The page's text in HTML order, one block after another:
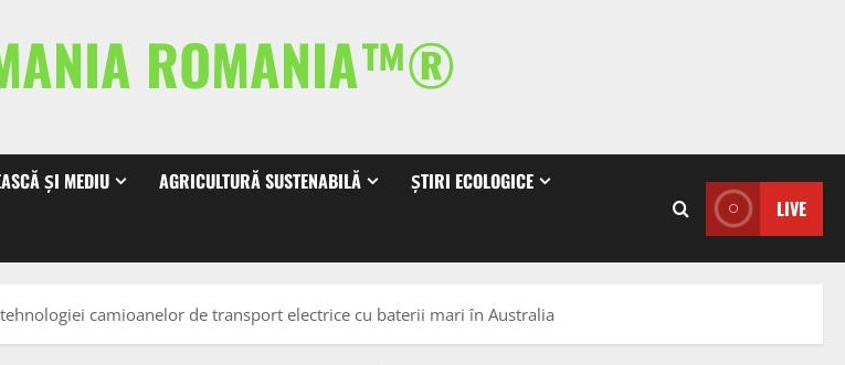
ROMANIA™®
ȘI MEDIU AGRICULTURĂ SUSTENABILĂ ȘTIRI ECOLOGICE
LIVE
camioanelor de transport electrice cu baterii mari în Australia